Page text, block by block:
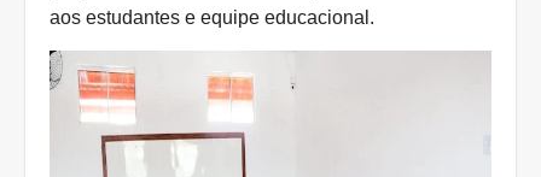
aos estudantes e equipe educacional.